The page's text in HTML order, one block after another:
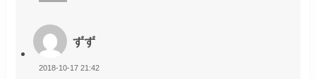
ずず
2018-10-17 21:42